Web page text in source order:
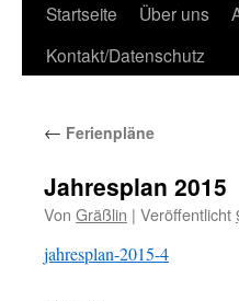
Zum
Inhalt
Startseite Über uns
Kontakt/Datenschutz
← Ferienpläne
Jahresplan 2015
Von Gräßlin | Veröffentlicht
jahresplan-2015-4